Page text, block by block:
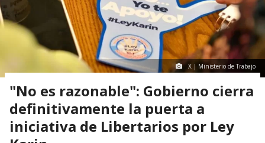
X | Ministerio de Trabajo
"No es razonable": Gobierno cierra
definitivamente la puerta a
iniciativa de Libertarios por Ley